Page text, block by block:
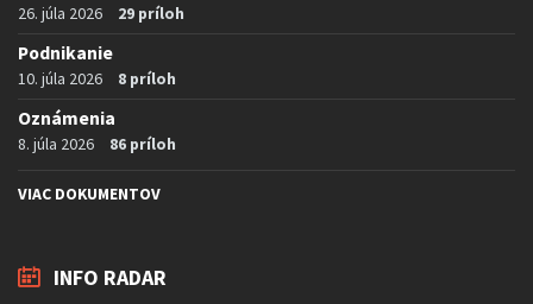
26. júla 2026 29 príloh
Podnikanie
10. júla 2026 8 príloh
Oznámenia
8. júla 2026 86 príloh
VIAC DOKUMENTOV
INFO RADAR